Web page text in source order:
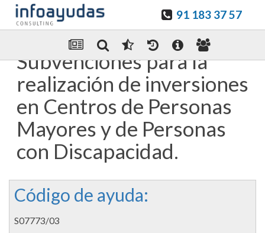
91 183 37 57
Enviar Por email
Subvenciones para la
realización de inversiones
en Centros de Personas
Mayores y de Personas
con Discapacidad.
Código de ayuda:
S07773/03